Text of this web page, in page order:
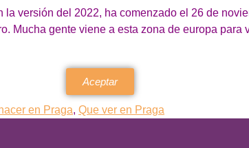
versión del 2022, ha comenzado el 26 de
Mucha gente viene a esta zona de europa
Aceptar
en Praga, Que ver en Praga